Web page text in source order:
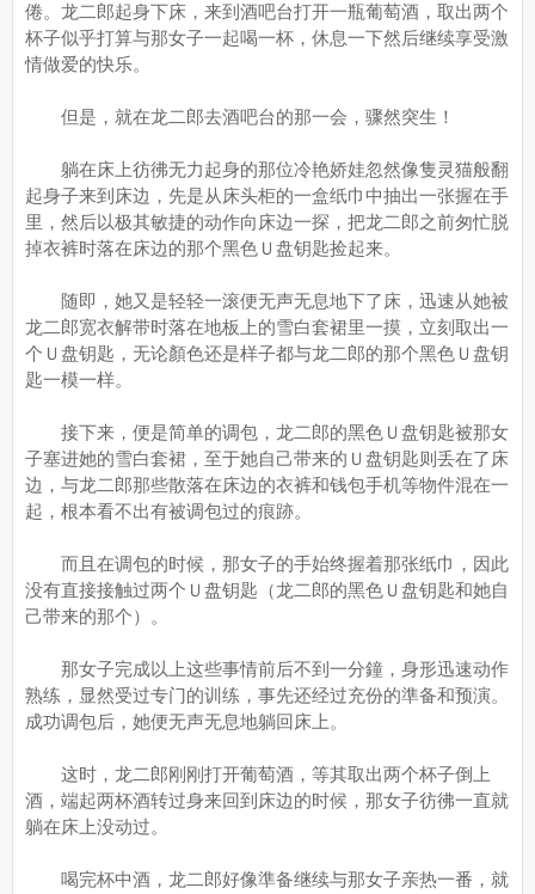
倦。龙二郎起身下床，来到酒吧台打开一瓶葡萄酒，取出两个
杯子似乎打算与那女子一起喝一杯，休息一下然后继续享受激
情做爱的快乐。
但是，就在龙二郎去酒吧台的那一会，骤然突生！
躺在床上彷彿无力起身的那位冷艳娇娃忽然像隻灵猫般翻
起身子来到床边，先是从床头柜的一盒纸巾中抽出一张握在手
里，然后以极其敏捷的动作向床边一探，把龙二郎之前匆忙脱
掉衣裤时落在床边的那个黑色Ｕ盘钥匙捡起来。
随即，她又是轻轻一滚便无声无息地下了床，迅速从她被
龙二郎宽衣解带时落在地板上的雪白套裙里一摸，立刻取出一
个Ｕ盘钥匙，无论顏色还是样子都与龙二郎的那个黑色Ｕ盘钥
匙一模一样。
接下来，便是简单的调包，龙二郎的黑色Ｕ盘钥匙被那女
子塞进她的雪白套裙，至于她自己带来的Ｕ盘钥匙则丢在了床
边，与龙二郎那些散落在床边的衣裤和钱包手机等物件混在一
起，根本看不出有被调包过的痕跡。
而且在调包的时候，那女子的手始终握着那张纸巾，因此
没有直接接触过两个Ｕ盘钥匙（龙二郎的黑色Ｕ盘钥匙和她自
己带来的那个）。
那女子完成以上这些事情前后不到一分鐘，身形迅速动作
熟练，显然受过专门的训练，事先还经过充份的準备和预演。
成功调包后，她便无声无息地躺回床上。
这时，龙二郎刚刚打开葡萄酒，等其取出两个杯子倒上
酒，端起两杯酒转过身来回到床边的时候，那女子彷彿一直就
躺在床上没动过。
喝完杯中酒，龙二郎好像準备继续与那女子亲热一番，就